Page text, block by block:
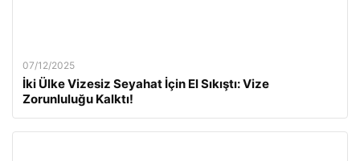
07/12/2025
İki Ülke Vizesiz Seyahat İçin El Sıkıştı: Vize
Zorunluluğu Kalktı!